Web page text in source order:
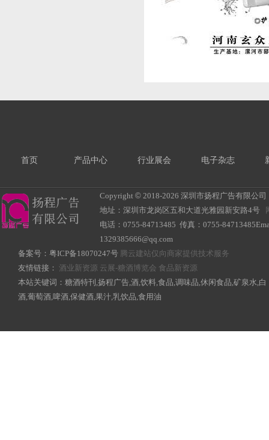
首页 产品中心 行业展会 电子杂志
Copyright © 2018-2026 深圳市扬程广告有限公
地址：深圳市龙岗区五和大道光雅园新安路4号
电话：0755-84713485 传真：0755-
1329385666@qq.com
备案号： 粤ICP备18070247号 腾云建站仅向商家提供技术服务
友情链接： 酒业新资源 云展-糖酒博览会 食品新资源
本站关键词：糖酒特刊,扬程广告,酒,饮料,食品,调味品,休闲食品,矿泉水,白
酒,葡萄酒,啤酒,保健酒,果汁,乳饮品,食用油